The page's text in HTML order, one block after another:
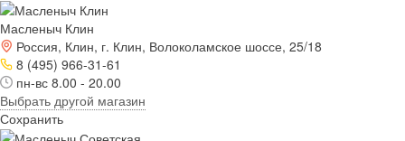
Масленыч Клин
Россия, Клин, г. Клин, Волоколамское шоссе, 25/18
8 (495) 966-31-61
пн-вс 8.00 - 20.00
Выбрать другой магазин
Сохранить